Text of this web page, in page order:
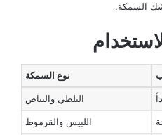
السمكة.
نوع السمكة
البلطي والبياض
اللبيس والقرموط